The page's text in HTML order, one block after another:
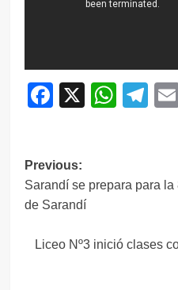
Facebook
X
Navegación
de
Previous:
Sarandí se prepara para
de Sarandí
Liceo Nº3 inició clases